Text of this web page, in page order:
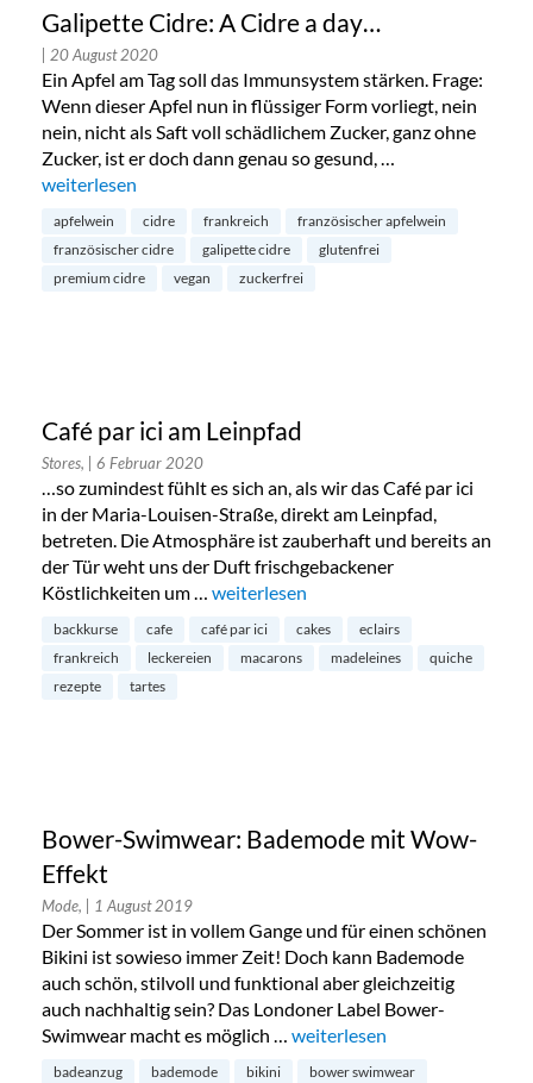
Galipette Cidre: A Cidre a day…
| 20 August 2020
Ein Apfel am Tag soll das Immunsystem stärken. Frage:
Wenn dieser Apfel nun in flüssiger Form vorliegt, nein
nein, nicht als Saft voll schädlichem Zucker, ganz ohne
Zucker, ist er doch dann genau so gesund, …
„Galipette Cidre: A Cidre a day…“
weiterlesen
apfelwein cidre frankreich
französischer apfelwein
französischer cidre
galipette cidre
glutenfrei
premium cidre
vegan zuckerfrei
Café par ici am Leinpfad
Stores, | 6 Februar 2020
…so zumindest fühlt es sich an, als wir das Café par ici
in der Maria-Louisen-Straße, direkt am Leinpfad,
betreten. Die Atmosphäre ist zauberhaft und bereits an
der Tür weht uns der Duft frischgebackener
Köstlichkeiten um … „Café par ici am Leinpfad“
weiterlesen
backkurse cafe café par ici cakes
eclairs
frankreich
leckereien macarons madeleines
quiche
rezepte
tartes
Bower-Swimwear: Bademode mit Wow-
Effekt
Mode, | 1 August 2019
Der Sommer ist in vollem Gange und für einen schönen
Bikini ist sowieso immer Zeit! Doch kann Bademode
auch schön, stilvoll und funktional aber gleichzeitig
auch nachhaltig sein? Das Londoner Label Bower-
Swimwear macht es möglich … „Bower-Swimwear:
weiterlesen
badeanzug bademode bikini
bower swimwear